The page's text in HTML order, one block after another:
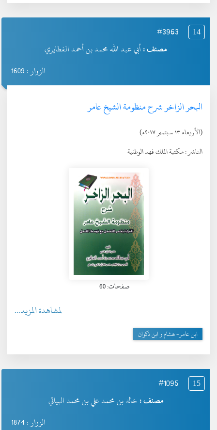
14
#3963
مصنف :أبي عبد الله محمد بن أحمد الفطايري
الزوار : 1609
البحر الزاخر شرح منظومة الشيخ عامر
(الأربعاء ١٣ سبتمبر ٢٠١٧ء)
الناشر :مكتبة الملك فهد الوطنية
صفحات: 60
لمشاهدة المزيد...
ابن عامر- هشام و ابن ذكوان
15
#1095
مصنف : خالد بن محمد علي بن محمد البياتي
الزوار : 1874